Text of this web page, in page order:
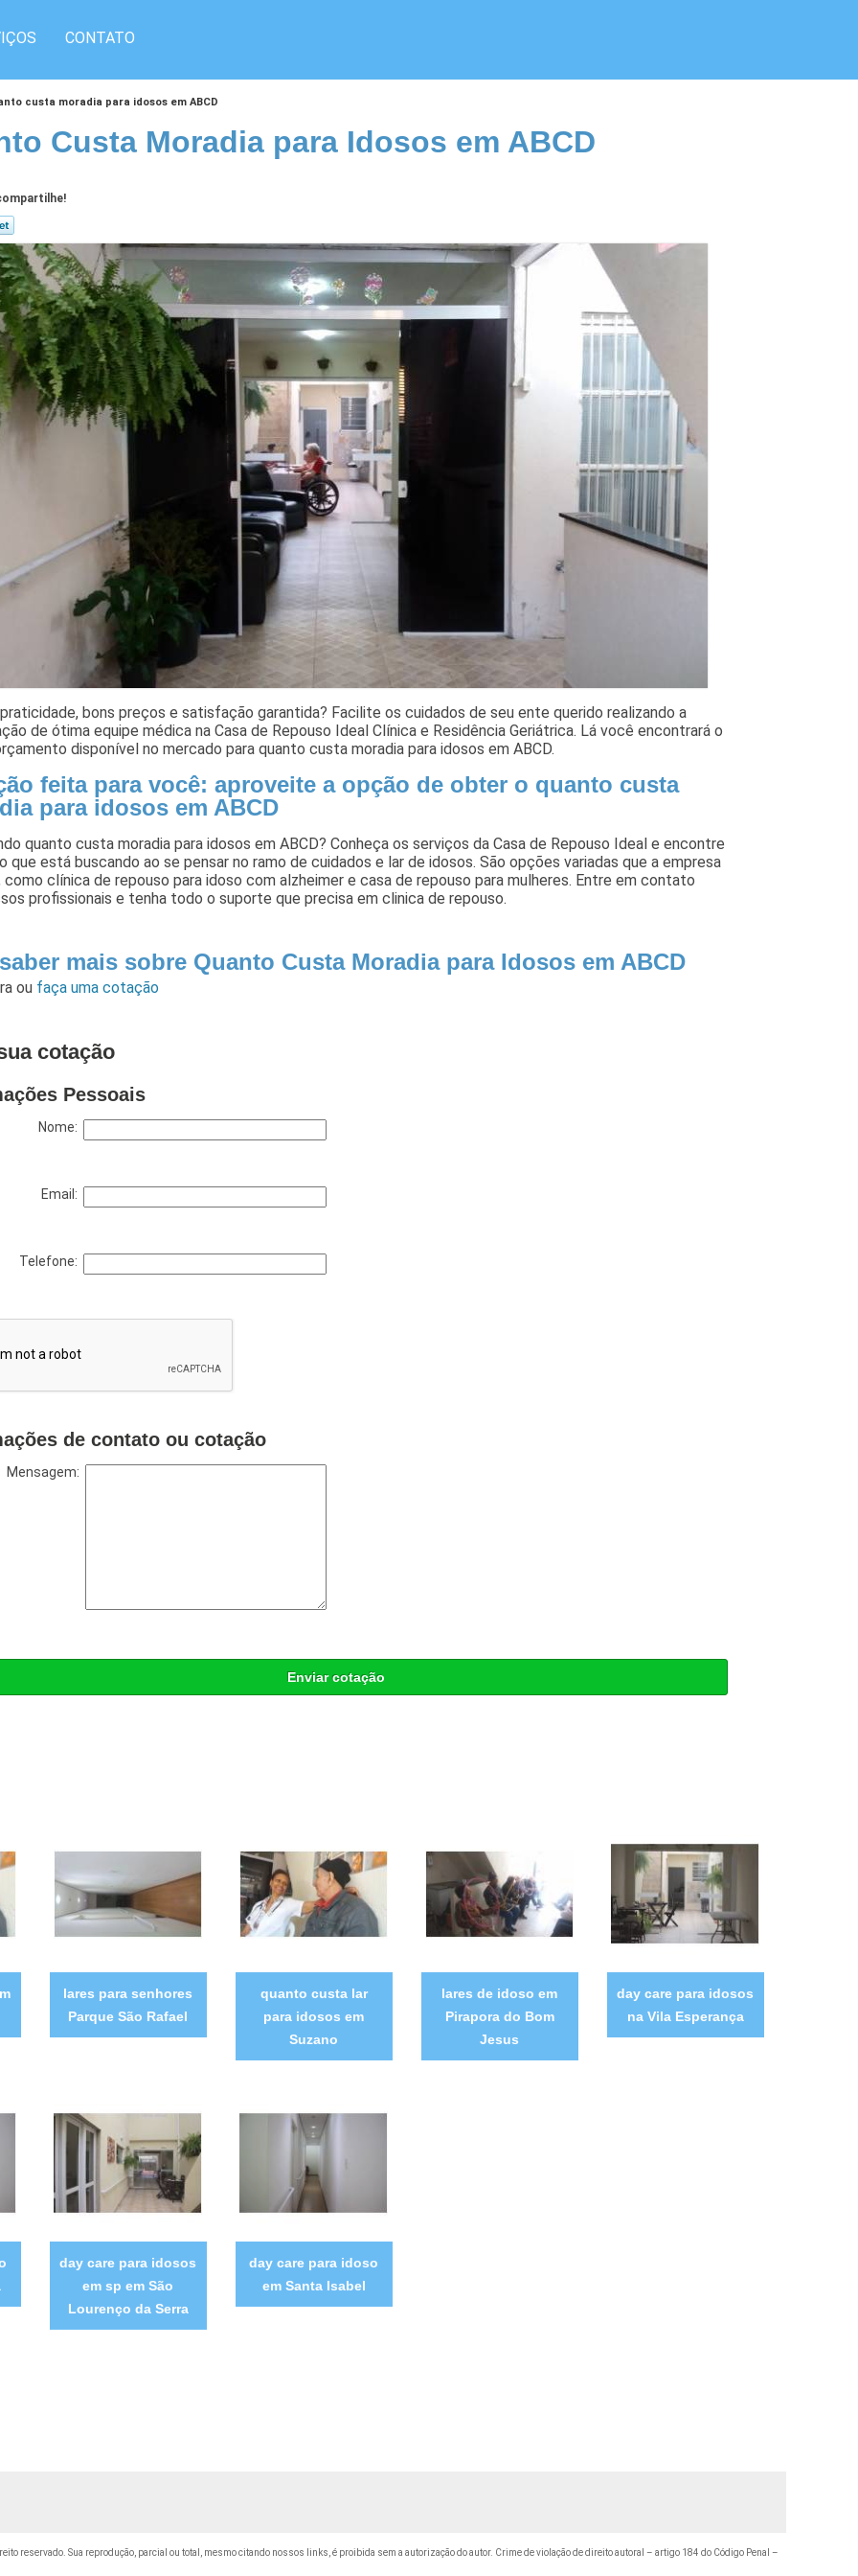
CONTATO
custa moradia para idosos em ABCD
Custa Moradia para Idosos em ABCD
bons preços e satisfação garantida? Facilite os cuidados de seu ente querido realizando a
de ótima equipe médica na Casa de Repouso Ideal Clínica e Residência Geriátrica. Lá você encontrará o
disponível no mercado para quanto custa moradia para idosos em ABCD.
feita para você: aproveite a opção de obter o quanto custa
para idosos em ABCD
quanto custa moradia para idosos em ABCD? Conheça os serviços da Casa de Repouso Ideal e encontre
que está buscando ao se pensar no ramo de cuidados e lar de idosos. São opções variadas que a empresa
clínica de repouso para idoso com alzheimer e casa de repouso para mulheres. Entre em contato
profissionais e tenha todo o suporte que precisa em clinica de repouso.
mais sobre Quanto Custa Moradia para Idosos em ABCD
ou faça uma cotação
cotação
Pessoais
Nome:
Email:
Telefone:
de contato ou cotação
Mensagem:
Enviar cotação
lares para senhores
Parque São Rafael
quanto custa lar
para idosos em
Suzano
lares de idoso em
Pirapora do Bom
Jesus
day care para idosos
na Vila Esperança
day care para idosos
em sp em São
Lourenço da Serra
day care para idoso
em Santa Isabel
reservado. Sua reprodução, parcial ou total, mesmo citando nossos links, é proibida sem a autorização do autor. Crime de violação de direito autoral – artigo 184 do Código Penal –